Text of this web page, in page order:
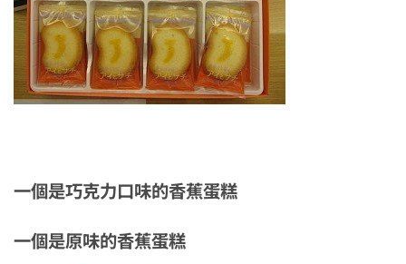
一個是巧克力口味的香蕉蛋糕
一個是原味的香蕉蛋糕